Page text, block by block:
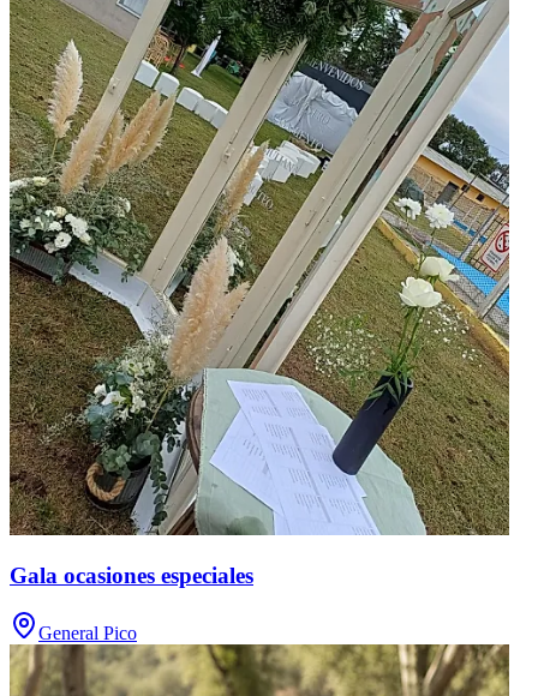
Gala ocasiones especiales
General Pico